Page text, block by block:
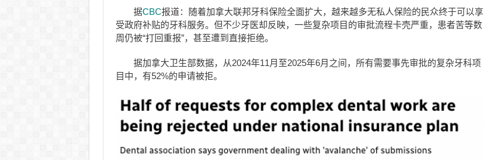
据CBC报道：随着加拿大联邦牙科保险全面扩大，越来越多无私人保险的民众终于可以享
受政府补贴的牙科服务。但不少牙医却反映，一些复杂项目的审批流程卡壳严重，患者苦等数
周仍被“打回重报”，甚至遭到直接拒绝。
据加拿大卫生部数据，从2024年11月至2025年6月之间，所有需要事先审批的复杂牙科项
目中，有52%的申请被拒。